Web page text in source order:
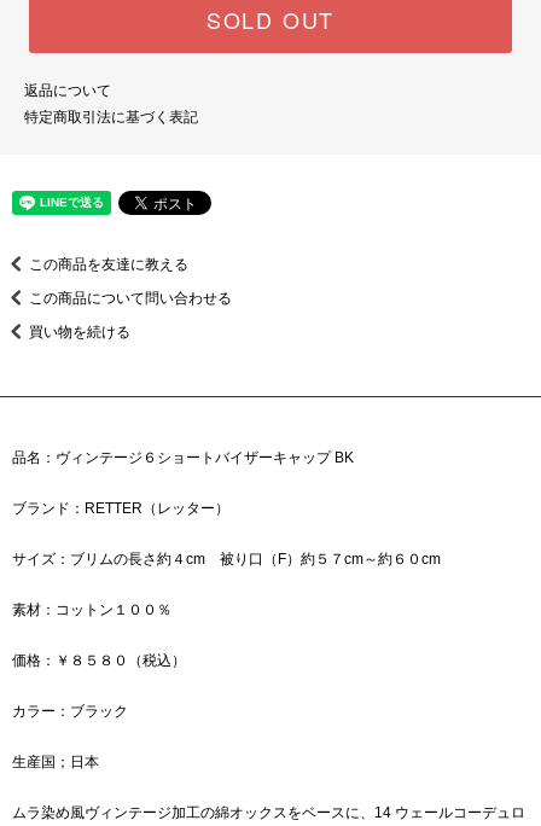
SOLD OUT
返品について
特定商取引法に基づく表記
この商品を友達に教える
この商品について問い合わせる
買い物を続ける
品名：ヴィンテージ６ショートバイザーキャップ BK
ブランド：RETTER（レッター）
サイズ：ブリムの長さ約４cm 被り口（F）約５７cm～約６０cm
素材：コットン１００％
価格：￥８５８０（税込）
カラー：ブラック
生産国；日本
ムラ染め風ヴィンテージ加工の綿オックスをベースに、14 ウェールコーデュロ